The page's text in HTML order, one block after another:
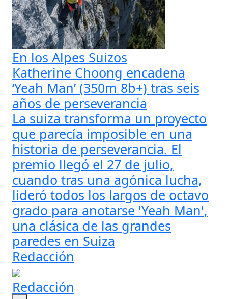
En los Alpes Suizos
Katherine Choong encadena
‘Yeah Man’ (350m 8b+) tras seis
años de perseverancia
La suiza transforma un proyecto
que parecía imposible en una
historia de perseverancia. El
premio llegó el 27 de julio,
cuando tras una agónica lucha,
lideró todos los largos de octavo
grado para anotarse 'Yeah Man',
una clásica de las grandes
paredes en Suiza
Redacción
Redacción